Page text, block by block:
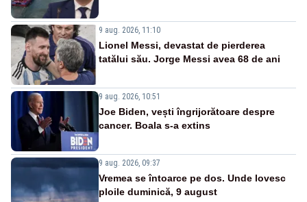
9 aug. 2026, 11:10
Lionel Messi, devastat de pierderea
tatălui său. Jorge Messi avea 68 de ani
9 aug. 2026, 10:51
Joe Biden, vești îngrijorătoare despre
cancer. Boala s-a extins
9 aug. 2026, 09:37
Vremea se întoarce pe dos. Unde lovesc
ploile duminică, 9 august